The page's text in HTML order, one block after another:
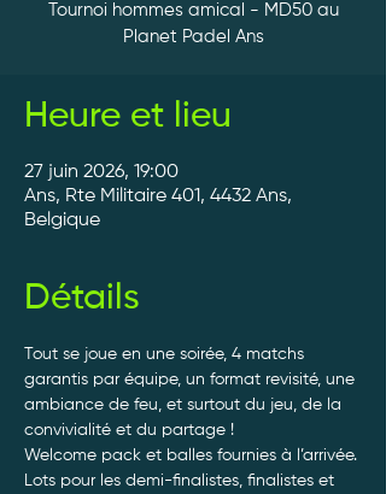
Tournoi hommes amical - MD50 au
Planet Padel Ans
Heure et lieu
27 juin 2026, 19:00
Ans, Rte Militaire 401, 4432 Ans,
Belgique
Détails
Tout se joue en une soirée, 4 matchs
garantis par équipe, un format revisité, une
ambiance de feu, et surtout du jeu, de la
convivialité et du partage !
Welcome pack et balles fournies à l’arrivée.
Lots pour les demi-finalistes, finalistes et